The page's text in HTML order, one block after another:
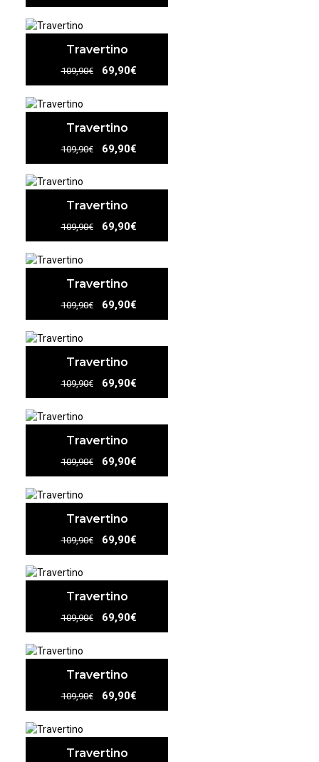
Travertino
109,90€ 69,90€
Travertino
109,90€ 69,90€
Travertino
109,90€ 69,90€
Travertino
109,90€ 69,90€
Travertino
109,90€ 69,90€
Travertino
109,90€ 69,90€
Travertino
109,90€ 69,90€
Travertino
109,90€ 69,90€
Travertino
109,90€ 69,90€
Travertino